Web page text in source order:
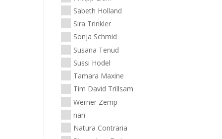
Sabeth Holland
Sira Trinkler
Sonja Schmid
Susana Tenud
Sussi Hodel
Tamara Maxine
Tim David Trillsam
Werner Zemp
nan
Natura Contraria